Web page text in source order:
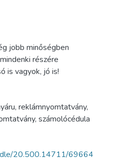
jobb minőségben
részére
is vagyok, jó is!
, reklámnyomtatvány,
, számolócédula
20.500.14711/69664